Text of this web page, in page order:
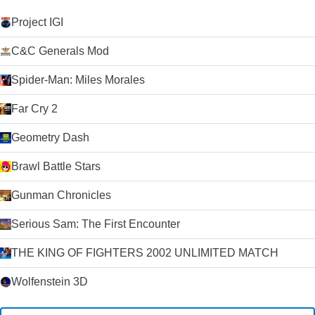
Project IGI
C&C Generals Mod
Spider-Man: Miles Morales
Far Cry 2
Geometry Dash
Brawl Battle Stars
Gunman Chronicles
Serious Sam: The First Encounter
THE KING OF FIGHTERS 2002 UNLIMITED MATCH
Wolfenstein 3D